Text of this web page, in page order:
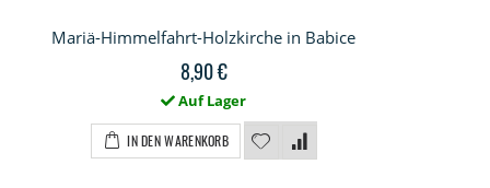
Mariä-Himmelfahrt-Holzkirche in Babice
8,90 €
Auf Lager
IN DEN WARENKORB